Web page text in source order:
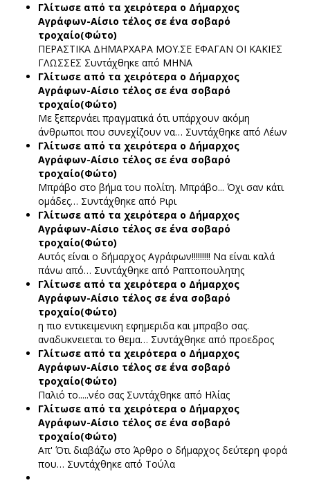
Γλίτωσε από τα χειρότερα ο Δήμαρχος
Αγράφων-Αίσιο τέλος σε ένα σοβαρό
τροχαίο(Φώτο)
ΠΕΡΑΣΤΙΚΑ ΔΗΜΑΡΧΑΡΑ ΜΟΥ.ΣΕ ΕΦΑΓΑΝ ΟΙ ΚΑΚΙΕΣ
ΓΛΩΣΣΕΣ Συντάχθηκε από ΜΗΝΑ
Γλίτωσε από τα χειρότερα ο Δήμαρχος
Αγράφων-Αίσιο τέλος σε ένα σοβαρό
τροχαίο(Φώτο)
Με ξεπερνάει πραγματικά ότι υπάρχουν ακόμη
άνθρωποι που συνεχίζουν να… Συντάχθηκε από Λέων
Γλίτωσε από τα χειρότερα ο Δήμαρχος
Αγράφων-Αίσιο τέλος σε ένα σοβαρό
τροχαίο(Φώτο)
Μπράβο στο βήμα του πολίτη. Μπράβο... Όχι σαν κάτι
ομάδες… Συντάχθηκε από Ριρι
Γλίτωσε από τα χειρότερα ο Δήμαρχος
Αγράφων-Αίσιο τέλος σε ένα σοβαρό
τροχαίο(Φώτο)
Αυτός είναι ο δήμαρχος Αγράφων!!!!!!!!! Να είναι καλά
πάνω από… Συντάχθηκε από Ραπτοπουλητης
Γλίτωσε από τα χειρότερα ο Δήμαρχος
Αγράφων-Αίσιο τέλος σε ένα σοβαρό
τροχαίο(Φώτο)
η πιο εντικειμενικη εφημεριδα και μπραβο σας.
αναδυκνειεται το θεμα… Συντάχθηκε από προεδρος
Γλίτωσε από τα χειρότερα ο Δήμαρχος
Αγράφων-Αίσιο τέλος σε ένα σοβαρό
τροχαίο(Φώτο)
Παλιό το.....νέο σας Συντάχθηκε από Ηλίας
Γλίτωσε από τα χειρότερα ο Δήμαρχος
Αγράφων-Αίσιο τέλος σε ένα σοβαρό
τροχαίο(Φώτο)
Απ' Ότι διαβάζω στο Άρθρο ο δήμαρχος δεύτερη φορά
που… Συντάχθηκε από Τούλα